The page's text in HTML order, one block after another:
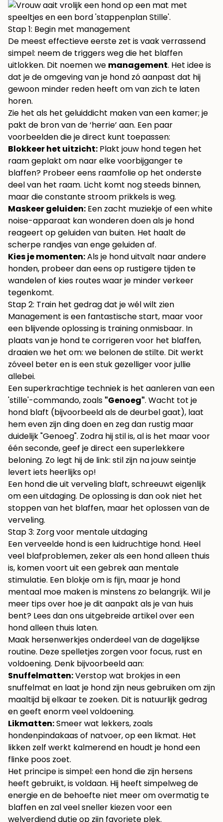
Stap 1: Begin met management
De meest effectieve eerste zet is vaak verrassend
simpel: neem de triggers weg die het blaffen
uitlokken. Dit noemen we management. Het idee is
dat je de omgeving van je hond zó aanpast dat hij
gewoon minder reden heeft om van zich te laten
horen.
Zie het als het geluiddicht maken van een kamer; je
pakt de bron van de ‘herrie’ aan. Een paar
voorbeelden die je direct kunt toepassen:
Blokkeer het uitzicht: Plakt jouw hond tegen het
raam geplakt om naar elke voorbijganger te
blaffen? Probeer eens raamfolie op het onderste
deel van het raam. Licht komt nog steeds binnen,
maar die constante stroom prikkels is weg.
Maskeer geluiden: Een zacht muziekje of een white
noise-apparaat kan wonderen doen als je hond
reageert op geluiden van buiten. Het haalt de
scherpe randjes van enge geluiden af.
Kies je momenten:Als je hond uitvalt naar andere
honden, probeer dan eens op rustigere tijden te
wandelen of kies routes waar je minder verkeer
tegenkomt.
Stap 2: Train het gedrag dat je wél wilt zien
Management is een fantastische start, maar voor
een blijvende oplossing is training onmisbaar. In
plaats van je hond te corrigeren voor het blaffen,
draaien we het om: we belonen de stilte. Dit werkt
zóveel beter en is een stuk gezelliger voor jullie
allebei.
Een superkrachtige techniek is het aanleren van een
'stille'-commando, zoals "Genoeg". Wacht tot je
hond blaft (bijvoorbeeld als de deurbel gaat), laat
hem even zijn ding doen en zeg dan rustig maar
duidelijk "Genoeg". Zodra hij stil is, al is het maar voor
één seconde, geef je direct een superlekkere
beloning. Zo legt hij de link: stil zijn na jouw seintje
levert iets heerlijks op!
Een hond die uit verveling blaft, schreeuwt eigenlijk
om een uitdaging. De oplossing is dan ook niet het
stoppen van het blaffen, maar het oplossen van de
verveling.
Stap 3: Zorg voor mentale uitdaging
Een verveelde hond is een luidruchtige hond. Heel
veel blafproblemen, zeker als een hond alleen thuis
is, komen voort uit een gebrek aan mentale
stimulatie. Een blokje om is fijn, maar je hond
mentaal moe maken is minstens zo belangrijk. Wil je
meer tips over hoe je dit aanpakt als je van huis
bent? Lees dan ons uitgebreide artikel overeen
hond alleen thuis laten.
Maak hersenwerkjes onderdeel van de dagelijkse
routine. Deze spelletjes zorgen voor focus, rust en
voldoening. Denk bijvoorbeeld aan:
Snuffelmatten:Verstop wat brokjes in een
snuffelmat en laat je hond zijn neus gebruiken om zijn
maaltijd bij elkaar te zoeken. Dit is natuurlijk gedrag
en geeft enorm veel voldoening.
Likmatten:Smeer wat lekkers, zoals
hondenpindakaas of natvoer, op een likmat. Het
likken zelf werkt kalmerend en houdt je hond een
flinke poos zoet.
Het principe is simpel: een hond die zijn hersens
heeft gebruikt, is voldaan. Hij heeft simpelweg de
energie en de behoefte niet meer om overmatig te
blaffen en zal veel sneller kiezen voor een
welverdiend dutje op zijn favoriete plek.